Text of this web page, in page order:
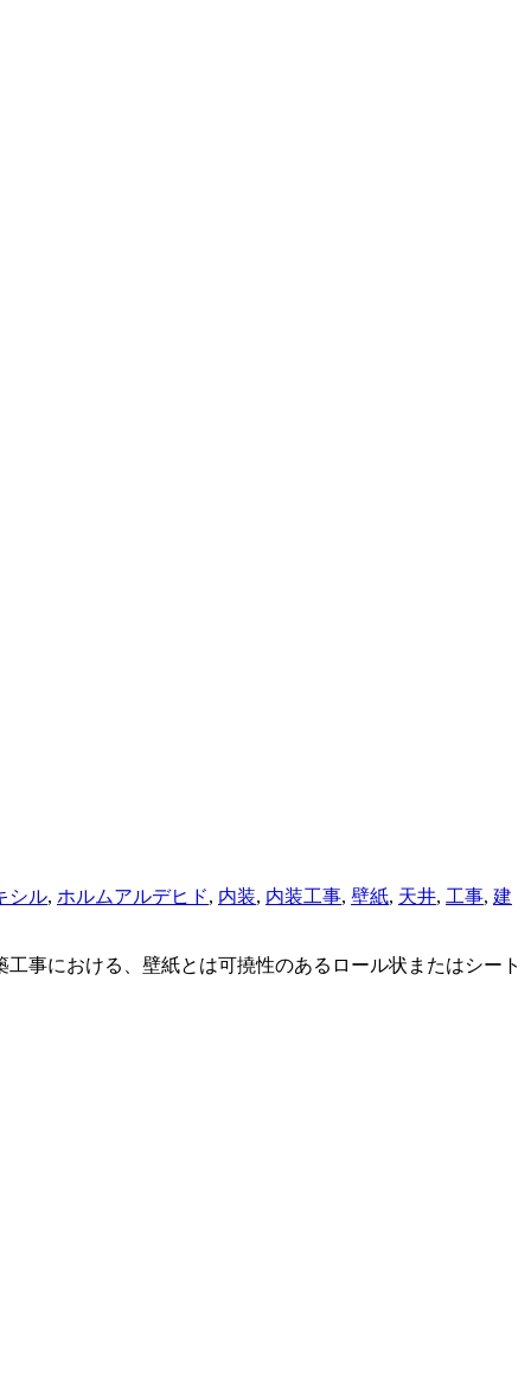
シル, ホルムアルデヒド, 内装, 内装工事, 壁紙, 天井, 工事, 建
事における、壁紙とは可撓性のあるロール状またはシート